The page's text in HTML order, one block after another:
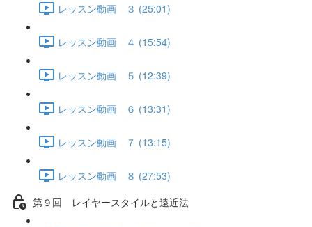
レッスン動画 ３ (25:01)
レッスン動画 ４ (15:54)
レッスン動画 ５ (12:39)
レッスン動画 ６ (13:31)
レッスン動画 ７ (13:15)
レッスン動画 ８ (27:53)
第９回 レイヤースタイルと遠近法